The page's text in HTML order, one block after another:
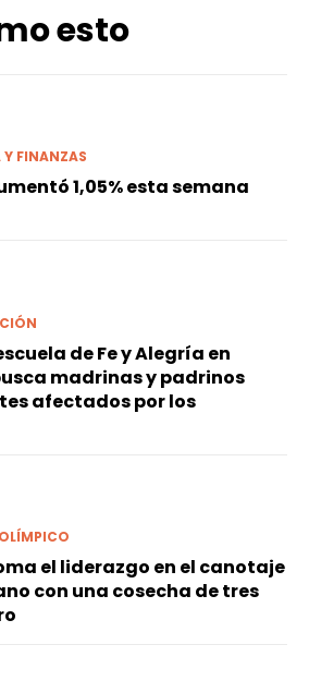
esto
FINANZAS
1,05% esta semana
de Fe y Alegría en
madrinas y padrinos
afectados por los
el liderazgo en el canotaje
con una cosecha de tres